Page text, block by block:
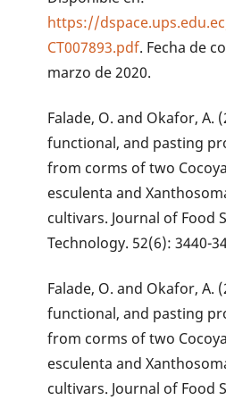
https://
CT007893.pdf. Fecha de
marzo de 2020.
Falade, O. and Okafor, A.
functional, and pasting
from corms of two
esculenta and
cultivars. Journal of Food
Technology. 52(6): 3440-
Falade, O. and Okafor, A.
functional, and pasting
from corms of two
esculenta and
cultivars. Journal of Food